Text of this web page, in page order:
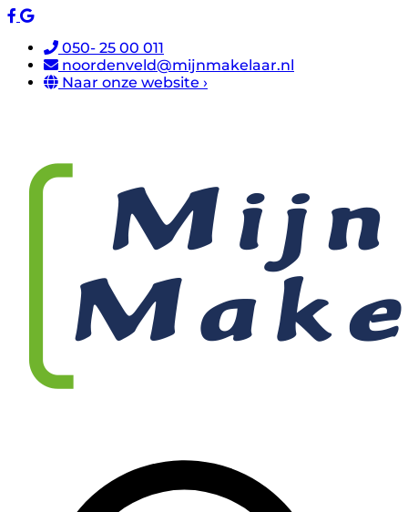
050- 25 00 011
noordenveld@mijnmakelaar.nl
Naar onze website ›